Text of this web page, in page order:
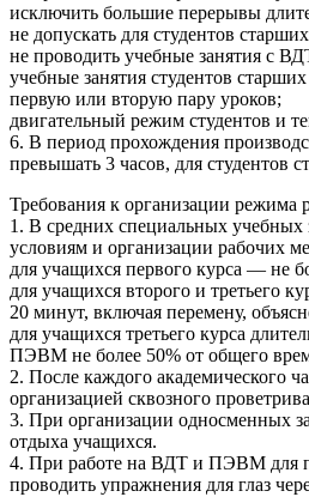
исключить большие перерывы
не допускать для студентов
не проводить учебные занятия с
учебные занятия студентов
первую или вторую пару уроков;
двигательный режим студентов
6. В период прохождения
превышать 3 часов, для студентов
Требования к организации
1. В средних специальных
условиям и организации рабочих
для учащихся первого курса — не
для учащихся второго и третьего
20 минут, включая перемену,
для учащихся третьего курса
ПЭВМ не более 50% от общего
2. После каждого академического
организацией сквозного
3. При организации односменных
отдыха учащихся.
4. При работе на ВДТ и ПЭВМ для
проводить упражнения для глаз